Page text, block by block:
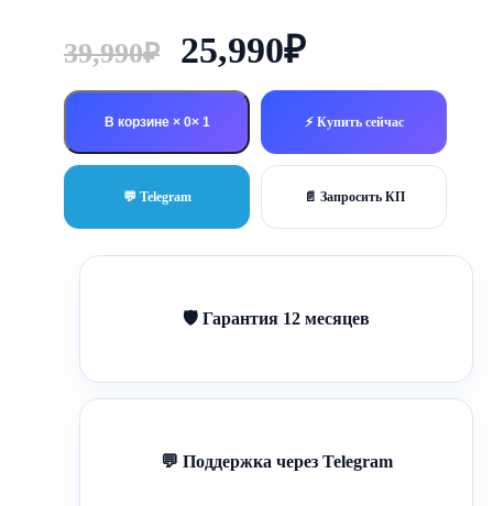
39,990₽
Первоначальная
цена
составляла
39,990₽.
25,990₽Текущая
цена:
25,990₽.
В корзине × 0 ⚡ Купить сейчас
💬 Telegram 📄 Запросить КП
🛡 Гарантия 12 месяцев
💬 Поддержка через Telegram